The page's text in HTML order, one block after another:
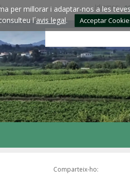
per millorar i adaptar-nos a les
l´avis legal. Acceptar
Idiomes:
Comparteix-ho: